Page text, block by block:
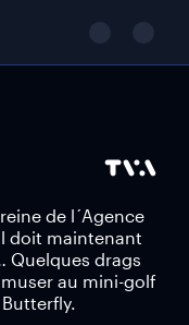
de l´Agence
doit maintenant
Quelques drags
au mini-golf